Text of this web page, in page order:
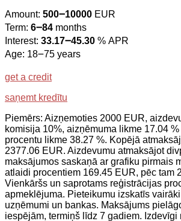
Amount: 500౼10000 EUR
Term: 6౼84 months
Interest: 33.17౼45.30 % APR
Age: 18౼75 years
get a credit
saņemt kredītu
Piemērs: Aizņemoties 2000 EUR,
komisija 10%, aizņēmuma likme 17.04
procentu likme 38.27 %. Kopējā
2377.06 EUR. Aizdevumu atmaksājot
maksājumos saskaņā ar grafiku pirmais
atlaidi procentiem 169.45 EUR, pēc tam
Vienkāršs un saprotams reģistrācijas
apmeklējuma. Pieteikumu izskatīs
uzņēmumi un bankas. Maksājums
iespējām, termiņš līdz 7 gadiem. Izdevīgi